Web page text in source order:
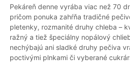
Pekáreň denne vyrába viac než 70
pričom ponuka zahŕňa tradičné
pletenky, rozmanité druhy chleba –
ražný a tiež špeciálny nopálový
nechýbajú ani sladké druhy pečiva
poctivými plnkami či vyberané